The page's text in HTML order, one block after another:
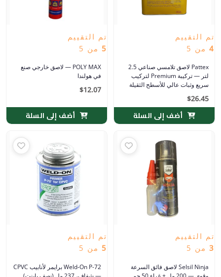
تم التقييم
4 من 5
Pattex لاصق تلامسي صناعي 2.5
لتر — تركيبة Premium لتركيب
سريع وثبات عالي للأسطح الثقيلة
$26.45
أضف إلى السلة
تم التقييم
5 من 5
POLY MAX — لاصق خارجي صنع
في هولندا
$12.07
أضف إلى السلة
تم التقييم
3 من 5
Selsil Ninja لاصق فائق السرعة
تم التقييم
5 من 5
Weld‑On P-72 برايمر لأنابيب CPVC